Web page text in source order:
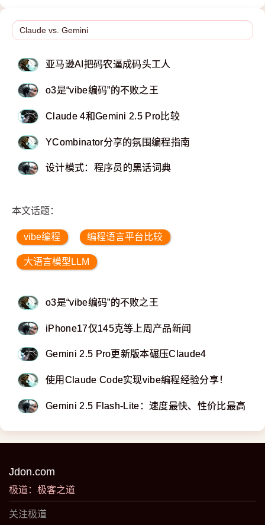
亚马逊AI把码农逼成码头工人
o3是“vibe编码”的不败之王
Claude 4和Gemini 2.5 Pro比较
YCombinator分享的氛围编程指南
设计模式：程序员的黑话词典
本文话题：
vibe编程 编程语言平台比较
大语言模型LLM
o3是“vibe编码”的不败之王
iPhone17仅145克等上周产品新闻
Gemini 2.5 Pro更新版本碾压Claude4
使用Claude Code实现vibe编程经验分享！
Gemini 2.5 Flash-Lite：速度最快、性价比最高
Jdon.com
极道：极客之道
关注极道